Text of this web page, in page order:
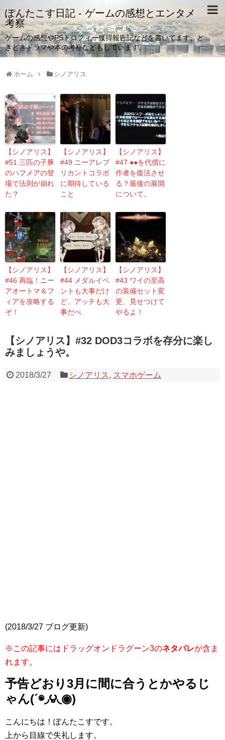
ぽんたこす日記 - ゲームの感想とエンタメ
考察
ゲームの感想やPSトロフィー獲得報告記などを書いてます。と
きどきドラマや本の考察などもしています。
ホーム シノアリス
【シノアリス】
#51 三匹の子豚
のハフメアの登
場で法則が崩れ
た？
【シノアリス】
#49 ニーアレプ
リカントコラボ
に期待している
こと
【シノアリス】
#47 ●●を代償に
作者を復活させ
る？最後の展開
について。
【シノアリス】
#46 再臨！ニー
アオートマ＆フ
ィアを攻略する
ぞ！
【シノアリス】
#44 メダルイベ
ントも大事だけ
ど、アッチも大
事だべ
【シノアリス】
#43 ワイの至高
の装備セット変
更、見せつけて
やるよ！
【シノアリス】#32 DOD3コラボを存分に楽し
みましょうや。
2018/3/27 シノアリス , スマホゲーム
(2018/3/27 ブログ更新)
※この記事にはドラッグオンドラグーン3のネタバレが含ま
れます。
予告どおり3月に間に合うとかやるじ
ゃん(´◉◞౪◟◉)
こんにちは！ぽんたこすです。
上から目線で失礼します。